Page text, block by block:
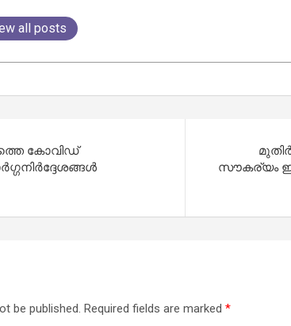
all posts
കോവിഡ്
സൗകര്യം
be published. Required fields are marked *